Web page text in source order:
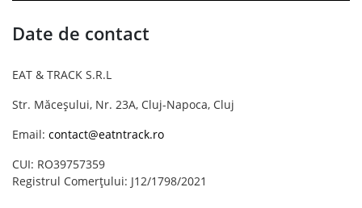
Date de contact
EAT & TRACK S.R.L
Str. Măceșului, Nr. 23A, Cluj-Napoca, Cluj
Email: contact@eatntrack.ro
CUI: RO39757359
Registrul Comerțului: J12/1798/2021